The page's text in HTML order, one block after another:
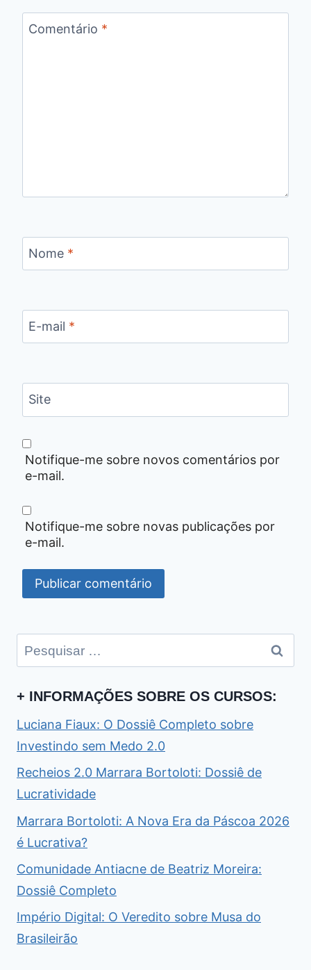
Comentário *
Nome *
E-mail *
Site
Notifique-me sobre novos comentários por
e-mail.
Notifique-me sobre novas publicações por
e-mail.
Pesquisar
por:
+ INFORMAÇÕES SOBRE OS CURSOS:
Luciana Fiaux: O Dossiê Completo sobre
Investindo sem Medo 2.0
Recheios 2.0 Marrara Bortoloti: Dossiê de
Lucratividade
Marrara Bortoloti: A Nova Era da Páscoa 2026
é Lucrativa?
Comunidade Antiacne de Beatriz Moreira:
Dossiê Completo
Império Digital: O Veredito sobre Musa do
Brasileirão